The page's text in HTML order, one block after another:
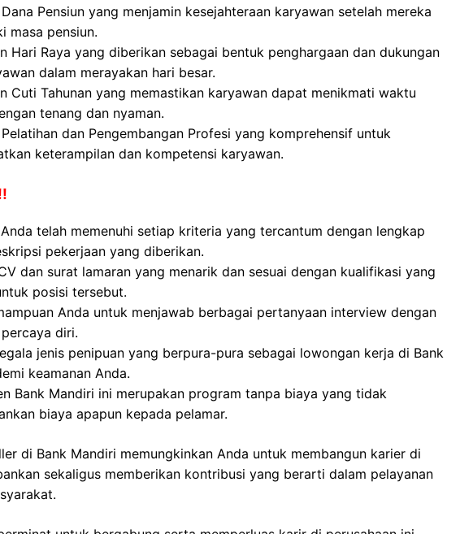
Pensiun yang menjamin kesejahteraan karyawan setelah mereka
masa pensiun.
Hari Raya yang diberikan sebagai bentuk penghargaan dan dukungan
dalam merayakan hari besar.
Cuti Tahunan yang memastikan karyawan dapat menikmati waktu
tenang dan nyaman.
dan Pengembangan Profesi yang komprehensif untuk
keterampilan dan kompetensi karyawan.
telah memenuhi setiap kriteria yang tercantum dengan lengkap
pekerjaan yang diberikan.
dan surat lamaran yang menarik dan sesuai dengan kualifikasi yang
posisi tersebut.
Anda untuk menjawab berbagai pertanyaan interview dengan
diri.
jenis penipuan yang berpura-pura sebagai lowongan kerja di Bank
keamanan Anda.
Bank Mandiri ini merupakan program tanpa biaya yang tidak
biaya apapun kepada pelamar.
di Bank Mandiri memungkinkan Anda untuk membangun karier di
sekaligus memberikan kontribusi yang berarti dalam pelayanan